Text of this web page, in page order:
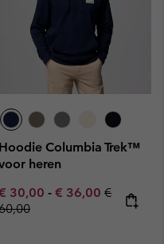
Hoodie Columbia Trek™
heren
sale price:
30,00 - Maximum sale
€ 36,00 Regular
€